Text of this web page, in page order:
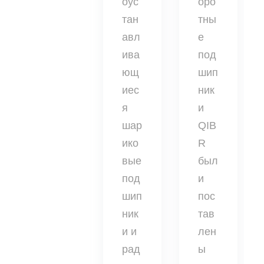
тан
авл
ива
ющ
иес
я
шар
ико
вые
под
шип
ник
и и
рад
тны
е
под
шип
ник
и
QIB
R
был
и
пос
тав
лен
ы